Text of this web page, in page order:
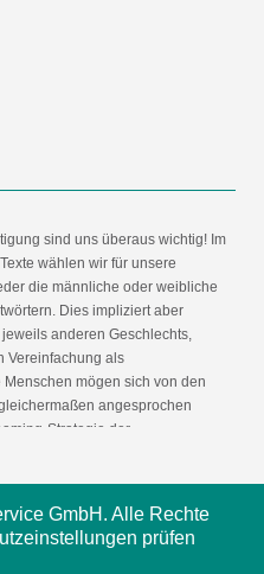
sind uns überaus wichtig! Im
wählen wir für unsere
die männliche oder weibliche
Dies impliziert aber
anderen Geschlechts,
Vereinfachung als
mögen sich von den
angesprochen
Strategie der
GmbH. Alle Rechte
prüfen